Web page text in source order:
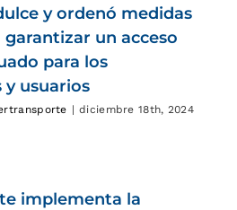
y ordenó medidas
un acceso
para los
usuarios
| diciembre 18th, 2024
implementa la